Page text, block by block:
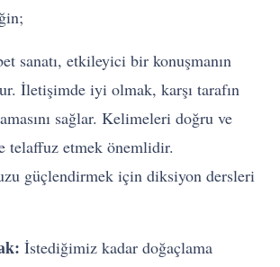
sanatı, etkileyici bir konuşmanın
İletişimde iyi olmak, karşı tarafın
sağlar. Kelimeleri doğru ve
telaffuz etmek önemlidir.
güçlendirmek için diksiyon dersleri
İstediğimiz kadar doğaçlama